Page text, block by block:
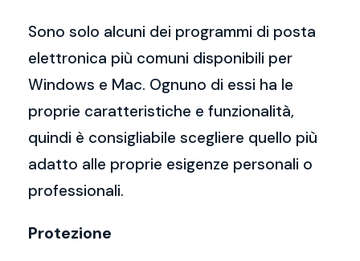
Sono solo alcuni dei programmi di posta
elettronica più comuni disponibili per
Windows e Mac. Ognuno di essi ha le
proprie caratteristiche e funzionalità,
quindi è consigliabile scegliere quello più
adatto alle proprie esigenze personali o
professionali.
Protezione